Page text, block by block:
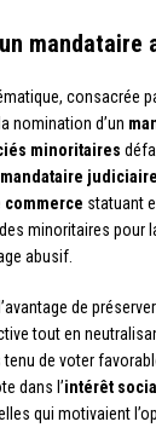
mandataire
consacrée
nomination d’un
minoritaires
mandataire judiciaire
statuant
minoritaires pour
abusif.
de
tout en
tenu de voter
dans l’intérêt social
qui motivaient